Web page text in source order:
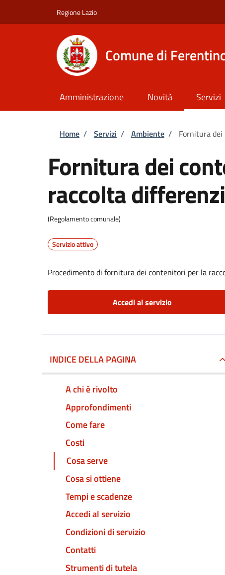
Regione Lazio
Comune di
Amministrazione Novità Servizi
Briciole di pane
Home / Servizi / Ambiente / Fornitura
Fornitura dei
raccolta
(Regolamento comunale)
Servizio attivo
Procedimento di fornitura dei contenitori per la
Accedi al servizio
INDICE DELLA PAGINA
A chi è rivolto
Approfondimenti
Come fare
Costi
Cosa serve
Cosa si ottiene
Tempi e scadenze
Accedi al servizio
Condizioni di servizio
Contatti
Strumenti di tutela